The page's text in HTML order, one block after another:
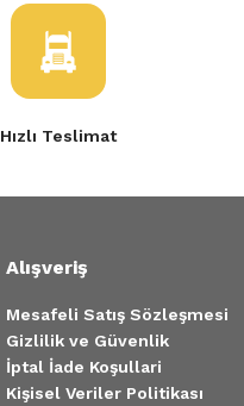
Hızlı Teslimat
Alışveriş
Mesafeli Satış Sözleşmesi
Gizlilik ve Güvenlik
İptal İade Koşullari
Kişisel Veriler Politikası